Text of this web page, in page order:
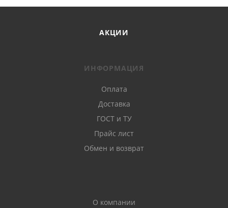
АКЦИИ
ИНФОРМАЦИЯ
Оплата
Доставка
ГОСТ и ТУ
Прайс лист
Обмен и возврат
О компании